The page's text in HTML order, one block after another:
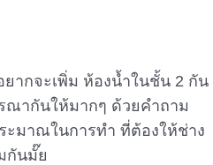
ากจะเพิ่ม ห้องน้ำในชั้น 2 กัน
ณากันให้มากๆ ด้วยคำถาม
ะมาณในการทำ ที่ต้องให้ช่าง
กันมั๊ย